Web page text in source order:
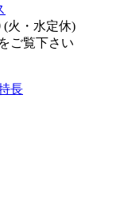
(火・水定休)
をご覧下さい
長